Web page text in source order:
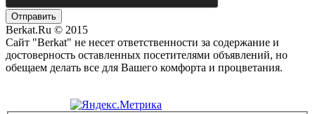
Отправить
Berkat.Ru © 2015
Сайт "Berkat" не несет ответственности за содержание и
достоверность оставленных посетителями объявлений, но
обещаем делать все для Вашего комфорта и процветания.